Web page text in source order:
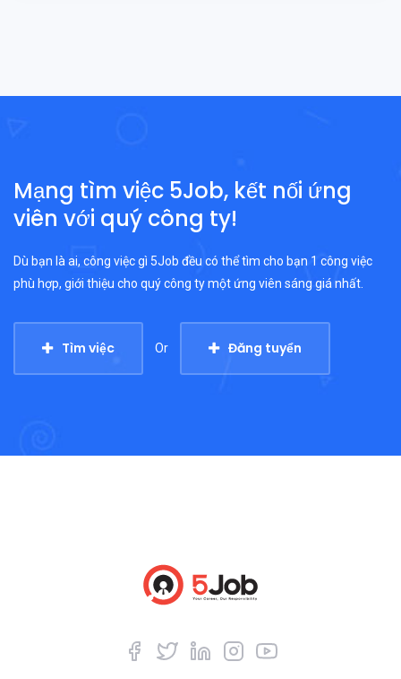
Mạng tìm việc 5Job, kết nối ứng
viên với quý công ty!
Dù bạn là ai, công việc gì 5Job đều có thể tìm cho bạn 1 công việc
phù hợp, giới thiệu cho quý công ty một ứng viên sáng giá nhất.
Tìm việc Or Đăng tuyển